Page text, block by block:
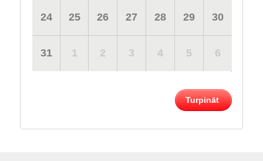
24 25 26 27 28 29 30
31 1 2 3 4 5 6
Turpināt